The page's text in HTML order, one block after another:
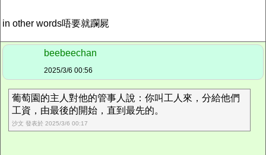
in other words唔要就躝屍
beebeechan
2025/3/6 00:56
葡萄園的主人對他的管事人說：你叫工人來，分給他們
工資，由最後的開始，直到最先的。
沙文 發表於 2025/3/6 00:17